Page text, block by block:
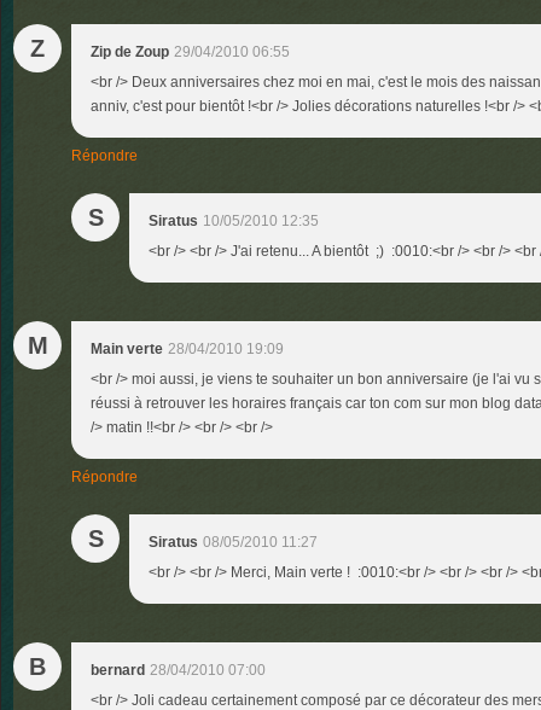
Z Zip de Zoup 29/04/2010 06:55
<br /> Deux anniversaires chez moi en mai, c'est le mois des
anniv, c'est pour bientôt !<br /> Jolies décorations naturelles !<br />
Répondre
S Siratus 10/05/2010 12:35
<br /> <br /> J'ai retenu... A bientôt ;) :0010:<br /> <br /> <br
M Main verte 28/04/2010 19:09
<br /> moi aussi, je viens te souhaiter un bon anniversaire (je l'ai vu
réussi à retrouver les horaires français car ton com sur mon blog
/> matin !!<br /> <br /> <br />
Répondre
S Siratus 08/05/2010 11:27
<br /> <br /> Merci, Main verte ! :0010:<br /> <br /> <br />
B bernard 28/04/2010 07:00
<br /> Joli cadeau certainement composé par ce décorateur des